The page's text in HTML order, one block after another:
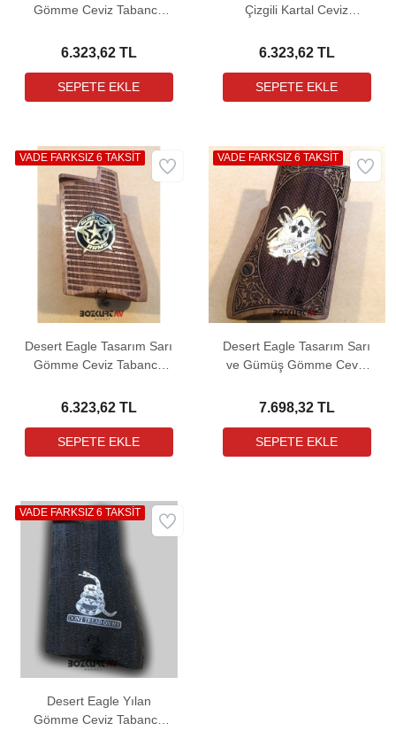
Gömme Ceviz Tabanca
6.323,62 TL
Çizgili Kartal Ceviz
6.323,62 TL
Desert Eagle Tasarım Sarı
Gömme Ceviz Tabanca
6.323,62 TL
VADE FARKSIZ 6 TAKSİT
Desert Eagle Tasarım Sarı
ve Gümüş Gömme Ceviz
7.698,32 TL
VADE FARKSIZ 6 TAKSİT
Desert Eagle Yılan
Gömme Ceviz Tabanca
VADE FARKSIZ 6 TAKSİT